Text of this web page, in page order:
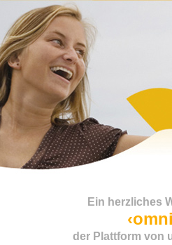
Ein herzliches
der Plattform von